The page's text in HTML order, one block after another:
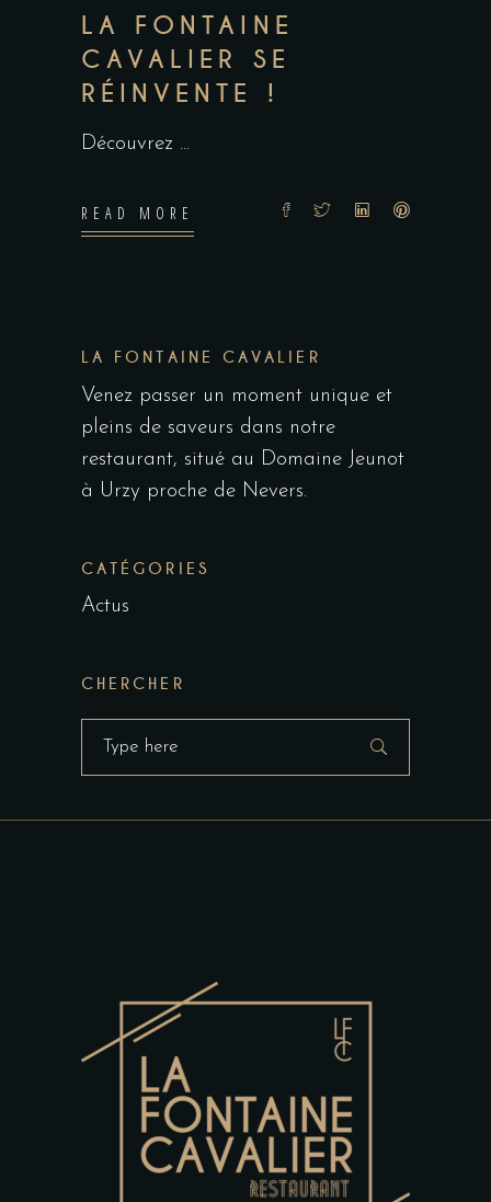
LA FONTAINE
CAVALIER SE
RÉINVENTE !
Découvrez
READ MORE
LA FONTAINE CAVALIER
Venez passer un moment unique et
pleins de saveurs dans notre
restaurant, situé au Domaine Jeunot
à Urzy proche de Nevers.
CATÉGORIES
Actus
CHERCHER
Search